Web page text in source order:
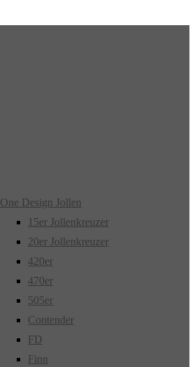
One Design Jollen
15er Jollenkreuzer
20er Jollenkreuzer
420er
470er
505er
Contender
FD
Finn